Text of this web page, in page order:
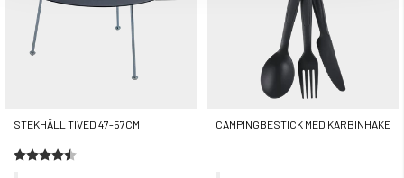
STEKHÄLL TIVED 47-57CM
Betyg:
4.6 utav 5 stjärnor
CAMPINGBESTICK MED KARBINHAKE